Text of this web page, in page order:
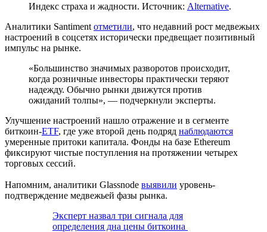
Индекс страха и жадности. Источник: Alternative.
Аналитики Santiment отметили, что недавний рост медвежьих
настроений в соцсетях исторически предвещает позитивный
импульс на рынке.
«Большинство значимых разворотов происходит,
когда розничные инвесторы практически теряют
надежду. Обычно рынки движутся против
ожиданий толпы», — подчеркнули эксперты.
Улучшение настроений нашло отражение и в сегменте
биткоин-ETF, где уже второй день подряд наблюдаются
умеренные притоки капитала. Фонды на базе Ethereum
фиксируют чистые поступления на протяжении четырех
торговых сессий.
Напомним, аналитики Glassnode выявили уровень-
подтверждение медвежьей фазы рынка.
Эксперт назвал три сигнала для
определения дна цены биткоина